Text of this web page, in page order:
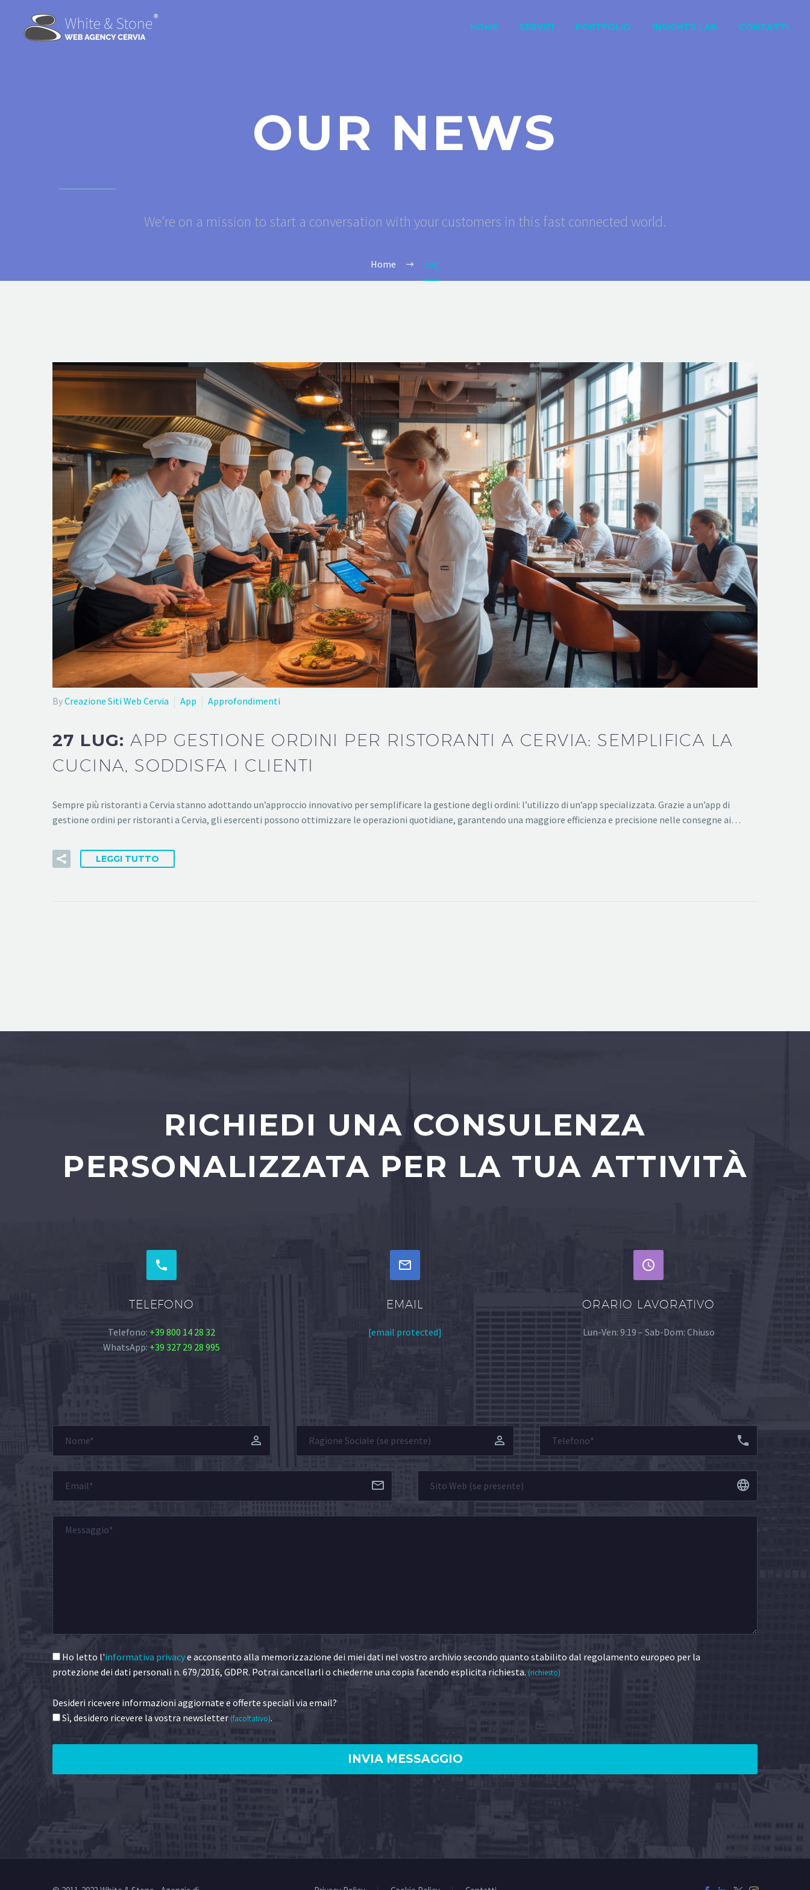
HOME SERVIZI PORTFOLIO INSIGHTS LAB CONTATTI
OUR NEWS
We’re on a mission to start a conversation with your customers in this fast connected world.
Home Tag
ByCreazione Siti Web Cervia App Approfondimenti
27 LUG:APP GESTIONE ORDINI PER RISTORANTI A CERVIA: SEMPLIFICA LA
CUCINA, SODDISFA I CLIENTI
Sempre più ristoranti a Cervia stanno adottando un’approccio innovativo per semplificare la gestione degli ordini: l’utilizzo di un’app specializzata. Grazie a un’app di
gestione ordini per ristoranti a Cervia, gli esercenti possono ottimizzare le operazioni quotidiane, garantendo una maggiore efficienza e precisione nelle consegne ai…
LEGGI TUTTO
RICHIEDI UNA CONSULENZA
PERSONALIZZATA PER LA TUA ATTIVITÀ


TELEFONO
Telefono: +39 800 14 28 32
WhatsApp: +39 327 29 28 995


EMAIL
[email protected]


ORARIO LAVORATIVO
Lun-Ven: 9:19 – Sab-Dom: Chiuso
Ho letto l'informativa privacye acconsento alla memorizzazione dei miei dati nel vostro archivio secondo quanto stabilito dal regolamento europeo per la
protezione dei dati personali n. 679/2016, GDPR. Potrai cancellarli o chiederne una copia facendo esplicita richiesta. (richiesto)
Desideri ricevere informazioni aggiornate e offerte speciali via email?
Sì, desidero ricevere la vostra newsletter(facoltativo).